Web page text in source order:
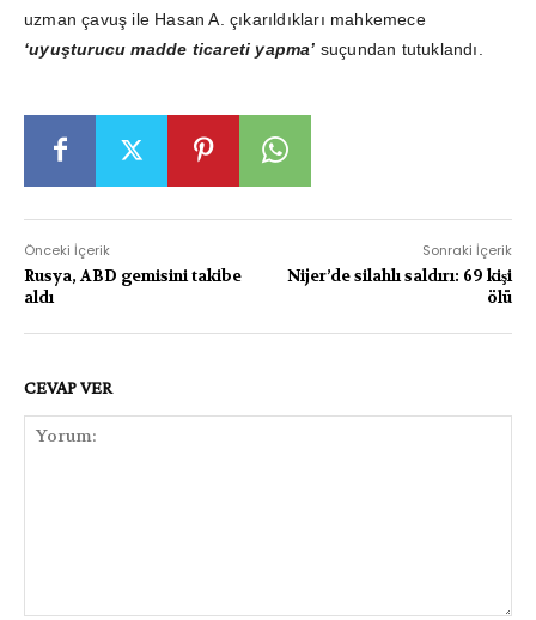
uzman çavuş ile Hasan A. çıkarıldıkları mahkemece
‘uyuşturucu madde ticareti yapma’ suçundan tutuklandı.
Önceki İçerik
Rusya, ABD gemisini takibe
aldı
Sonraki İçerik
Nijer’de silahlı saldırı: 69 kişi
ölü
CEVAP VER